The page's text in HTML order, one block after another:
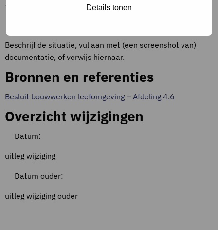
Details tonen
–
Beschrijf de situatie, vul aan met (een screenshot van)
documentatie, of verwijs hiernaar.
Bronnen en referenties
Besluit bouwwerken leefomgeving – Afdeling 4.6
Overzicht wijzigingen
Datum:
uitleg wijziging
Datum ouder:
uitleg wijziging ouder